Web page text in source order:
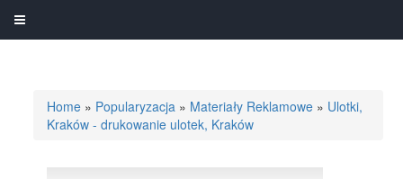
Home » Popularyzacja » Materiały Reklamowe » Ulotki,
Kraków - drukowanie ulotek, Kraków